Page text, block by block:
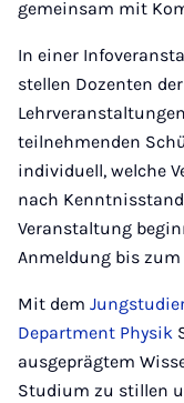
gemeinsam mit
In einer
stellen Dozenten
teilnehmenden
individuell, welche
nach
Veranstaltung
Anmeldung bis
Mit dem
Department Physik
ausgeprägtem
Studium zu stillen